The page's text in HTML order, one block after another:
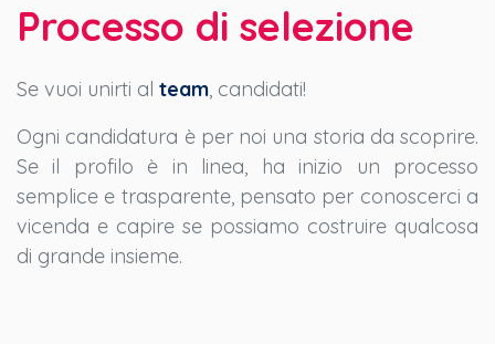
Processo di selezione
Se vuoi unirti al team, candidati!
Ogni candidatura è per noi una storia da scoprire.
Se il profilo è in linea, ha inizio un processo
semplice e trasparente, pensato per conoscerci a
vicenda e capire se possiamo costruire qualcosa
di grande insieme.